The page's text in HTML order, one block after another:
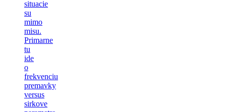
situacie
su
mimo
misu.
Primarne
tu
ide
o
frekvenciu
premavky
versus
sirkove